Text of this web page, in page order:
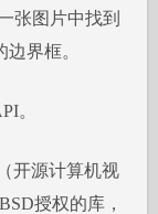
张图片中找到
界框。
。
开源计算机视
授权的库，